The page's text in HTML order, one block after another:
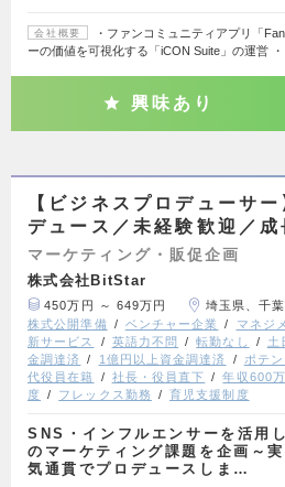
会社概要
・ファンコミュニティアプリ「
ーの価値を可視化する「iCON Suite」の運営 ・
興味あり
【ビジネスプロデューサ
デュース／未経験歓迎／
マーケティング・販促企画
株式会社BitStar
450万円 ～ 649万円
埼玉県、千
株式公開準備
ベンチャー企業 マネジ
新サービス
英語力不問 転勤なし 土
金調達済
1億円以上資金調達済 ポテ
代役員在籍
社長・役員直下 年収600
度
フレックス勤務 育児支援制度
SNS・インフルエンサーを活用
のマーケティング課題を企画～
気通貫でプロデュースしま…